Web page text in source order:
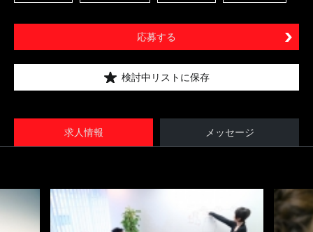
応募する
検討中リストに保存
求人情報 メッセージ